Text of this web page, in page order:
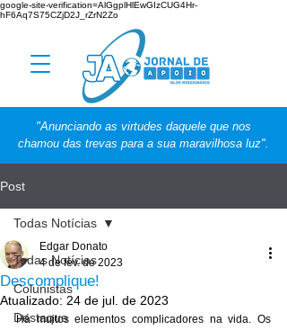
google-site-verification=AlGgplHlEwGIzCUG4Hr-
hF6Aq7S75CZjD2J_rZrN2Zo
"Anunciando as virtudes daquele que nos
chamou das trevas para a sua maravilhosa luz".
Post
Todas Notícias
Colunistas
Destaque
Todas Notícias
Descomplique!
Edgar Donato
4 de fev. de 2023
Atualizado: 24 de jul. de 2023
Há muitos elementos complicadores na vida. Os